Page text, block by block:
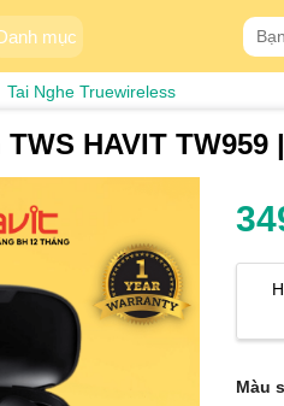
mục
Search
for:
Tai Nghe Truewireless
HAVIT TW959
Màu